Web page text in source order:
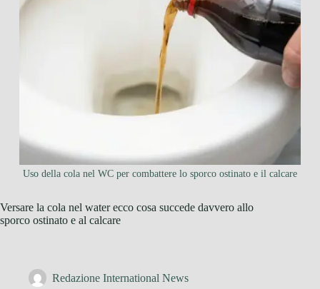
Uso della cola nel WC per combattere lo sporco ostinato e il calcare
Versare la cola nel water ecco cosa succede davvero allo
sporco ostinato e al calcare
Redazione International News